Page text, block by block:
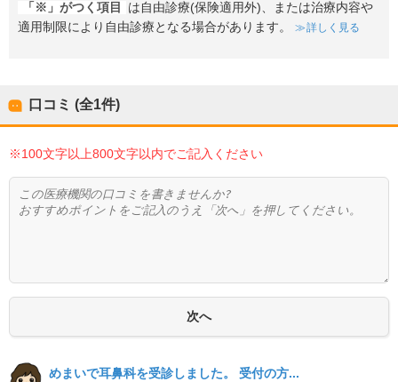
「※」がつく項目
は自由診療(保険適用外)、または治療内容や
適用制限により自由診療となる場合があります。
詳しく見る
口コミ (全1件)
※100文字以上800文字以内でご記入ください
めまいで耳鼻科を受診しました。 受付の方...